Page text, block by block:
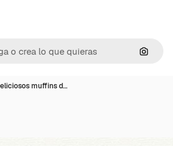
muffins d…